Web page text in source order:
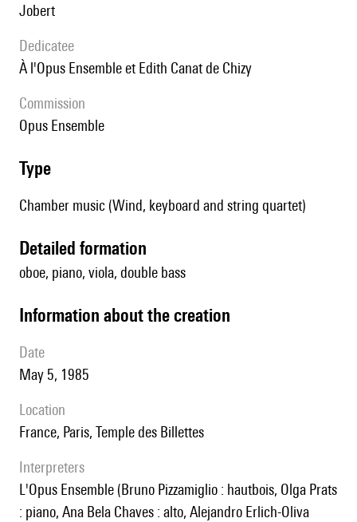
Jobert
Dedicatee
à l'Opus Ensemble et Edith Canat de Chizy
Commission
Opus Ensemble
type
Chamber music (Wind, keyboard and string quartet)
detailed formation
oboe, piano, viola, double bass
information about the creation
date
May 5, 1985
location
France, Paris, Temple des Billettes
interpreters
l'Opus Ensemble (Bruno Pizzamiglio : hautbois, Olga Prats
: piano, Ana Bela Chaves : alto, Alejandro Erlich-Oliva